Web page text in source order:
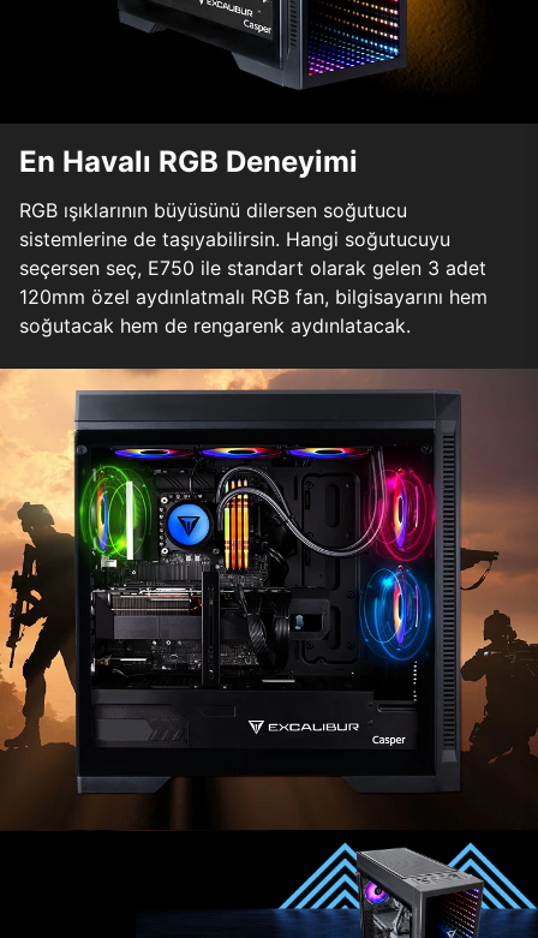
En Havalı RGB Deneyimi
RGB ışıklarının büyüsünü dilersen soğutucu
sistemlerine de taşıyabilirsin. Hangi soğutucuyu
seçersen seç, E750 ile standart olarak gelen 3 adet
120mm özel aydınlatmalı RGB fan, bilgisayarını hem
soğutacak hem de rengarenk aydınlatacak.